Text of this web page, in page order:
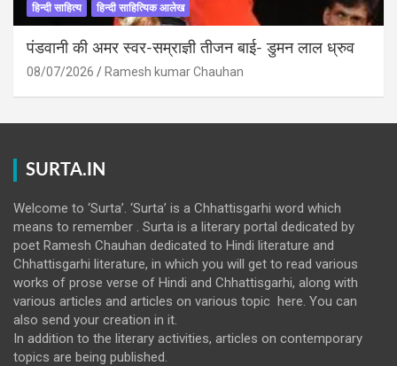
हिन्दी साहित्य हिन्दी साहित्यिक आलेख
पंडवानी की अमर स्वर-सम्राज्ञी तीजन बाई- डुमन लाल ध्रुव
08/07/2026 Ramesh kumar Chauhan
SURTA.IN
Welcome to ‘Surta’. ‘Surta’ is a Chhattisgarhi word which
means to remember . Surta is a literary portal dedicated by
poet Ramesh Chauhan dedicated to Hindi literature and
Chhattisgarhi literature, in which you will get to read various
works of prose verse of Hindi and Chhattisgarhi, along with
various articles and articles on various topic here. You can
also send your creation in it.
In addition to the literary activities, articles on contemporary
topics are being published.